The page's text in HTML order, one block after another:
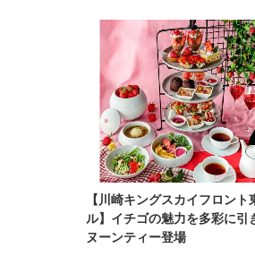
【川崎キングスカイフロン
ル】イチゴの魅力を多彩に引
ヌーンティー登場